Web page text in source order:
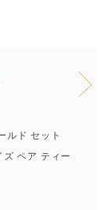
ルド セット
ペア ティー